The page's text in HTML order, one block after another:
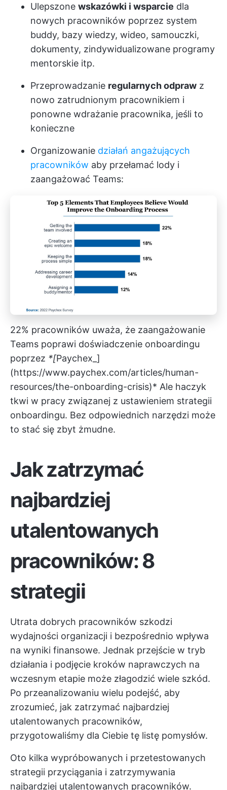
Ulepszone wskazówki i wsparcie dla
nowych pracowników poprzez system
buddy, bazy wiedzy, wideo, samouczki,
dokumenty, zindywidualizowane programy
mentorskie itp.
Przeprowadzanie regularnych odpraw z
nowo zatrudnionym pracownikiem i
ponowne wdrażanie pracownika, jeśli to
konieczne
Organizowanie działań angażujących
pracowników aby przełamać lody i
zaangażować Teams:
22% pracowników uważa, że zaangażowanie
Teams poprawi doświadczenie onboardingu
poprzez *[Paychex_]
(https://www.paychex.com/articles/human-
resources/the-onboarding-crisis)* Ale haczyk
tkwi w pracy związanej z ustawieniem strategii
onboardingu. Bez odpowiednich narzędzi może
to stać się zbyt żmudne.
Jak zatrzymać
najbardziej
utalentowanych
pracowników:8
strategii
Utrata dobrych pracowników szkodzi
wydajności organizacji i bezpośrednio wpływa
na wyniki finansowe. Jednak przejście w tryb
działania i podjęcie kroków naprawczych na
wczesnym etapie może złagodzić wiele szkód.
Po przeanalizowaniu wielu podejść, aby
zrozumieć, jak zatrzymać najbardziej
utalentowanych pracowników,
przygotowaliśmy dla Ciebie tę listę pomysłów.
Oto kilka wypróbowanych i przetestowanych
strategii przyciągania i zatrzymywania
najbardziej utalentowanych pracowników.